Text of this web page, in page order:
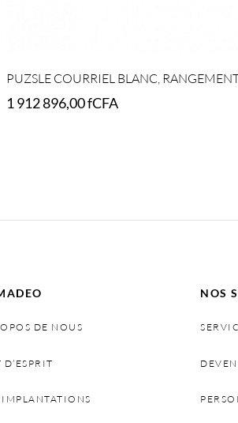
PUZSLE COURRIEL BLANC,
1 912 896,00fCFA
DE NOUS
D’ESPRIT
IMPLANTATIONS
NOS